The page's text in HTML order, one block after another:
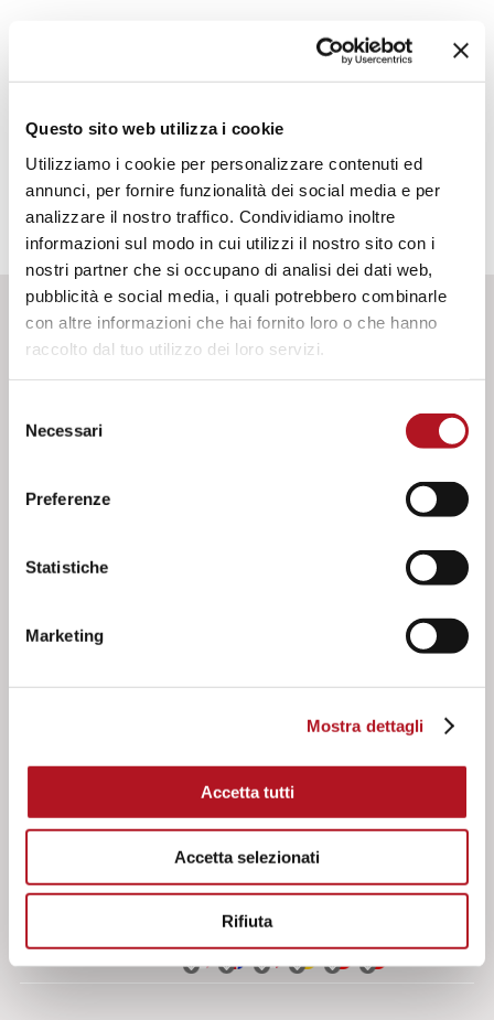
Questo sito web utilizza i cookie
Utilizziamo i cookie per personalizzare contenuti ed
annunci, per fornire funzionalità dei social media e per
analizzare il nostro traffico. Condividiamo inoltre
informazioni sul modo in cui utilizzi il nostro sito con i
nostri partner che si occupano di analisi dei dati web,
pubblicità e social media, i quali potrebbero combinarle
con altre informazioni che hai fornito loro o che hanno
raccolto dal tuo utilizzo dei loro servizi.
delNecessari
Preferenze
Statistiche
Marketing
Mostra dettagli
Accetta tutti
Accetta selezionati
Rifiuta
DATI IDENTIFICATIVI
DOWNLOAD
CAD
Effettua il login per scaricare
Software di programmazione ZW-SMART rel.
Software di aggiornamento firmware ZW-Upgrade
Effettua il login per scaricare